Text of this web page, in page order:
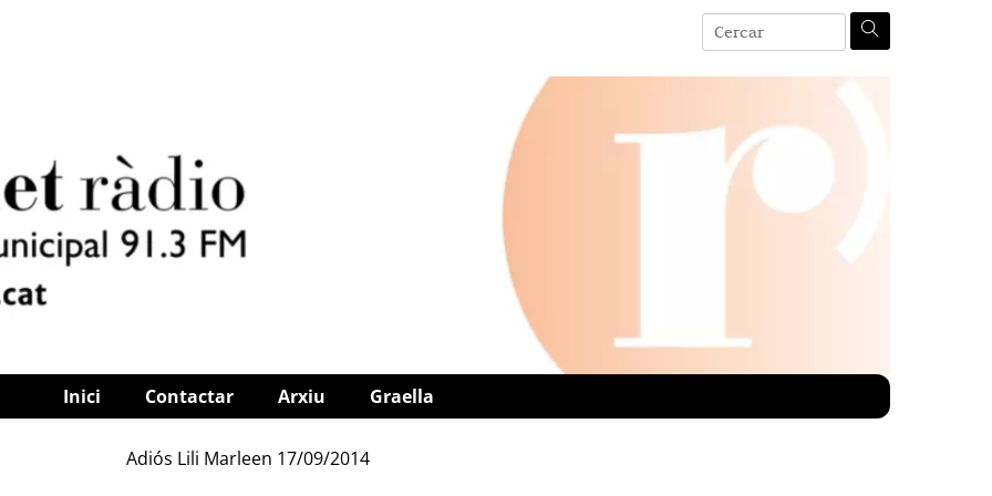
Inici Contactar Arxiu Graella
Adiós Lili Marleen 17/09/2014